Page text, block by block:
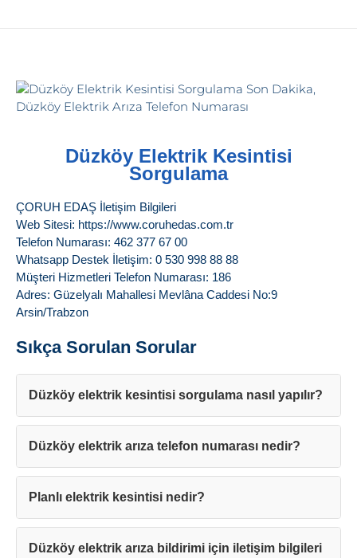
Düzköy Elektrik Kesintisi
Sorgulama
ÇORUH EDAŞ İletişim Bilgileri
Web Sitesi: https://www.coruhedas.com.tr
Telefon Numarası: 462 377 67 00
Whatsapp Destek İletişim: 0 530 998 88 88
Müşteri Hizmetleri Telefon Numarası: 186
Adres: Güzelyalı Mahallesi Mevlâna Caddesi No:9
Arsin/Trabzon
Sıkça Sorulan Sorular
Düzköy elektrik kesintisi sorgulama nasıl yapılır?
Düzköy elektrik arıza telefon numarası nedir?
Planlı elektrik kesintisi nedir?
Düzköy elektrik arıza bildirimi için iletişim bilgileri